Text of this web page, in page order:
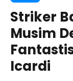
Striker
Musim
Icardi